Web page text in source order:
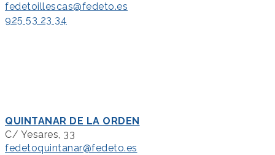
fedetoillescas@fedeto.es
925 53 23 34
QUINTANAR DE LA ORDEN
C/ Yesares, 33
fedetoquintanar@fedeto.es